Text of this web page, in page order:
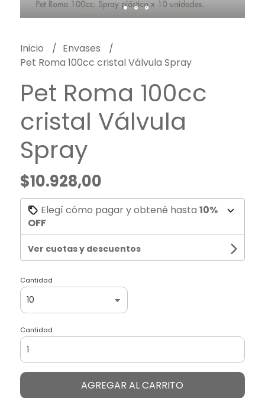
Inicio
Envases
Pet Roma 100cc cristal Válvula Spray
Pet Roma 100cc
cristal Válvula
Spray
$10.928,00
Elegí cómo pagar y obtené hasta 10%
OFF
Ver cuotas y descuentos
Cantidad
Cantidad
AGREGAR AL CARRITO